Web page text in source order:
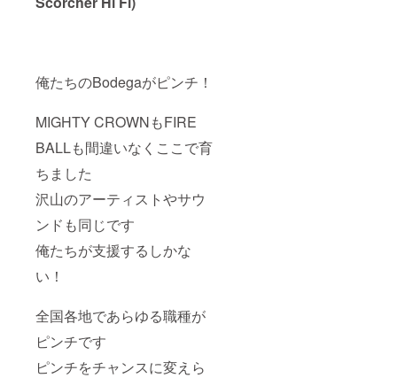
俺たちのBodegaがピンチ！
MIGHTY CROWNもFIRE
BALLも間違いなくここで育
ちました
沢山のアーティストやサウ
ンドも同じです
俺たちが支援するしかな
い！
全国各地であらゆる職種が
ピンチです
ピンチをチャンスに変えら